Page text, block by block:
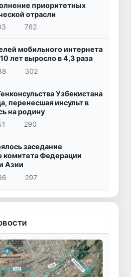
приоритетных
отрасли
762
мобильного интернета
лет выросло в 4,3 раза
302
Узбекистана
перенесшая инсульт в
на родину
290
заседание
комитета Федерации
Азии
297